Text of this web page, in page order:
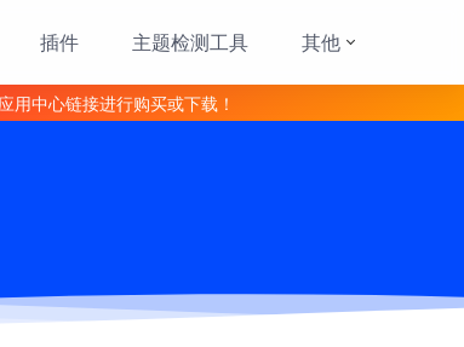
插件 主题检测工具 其他
中心链接进行购买或下载！